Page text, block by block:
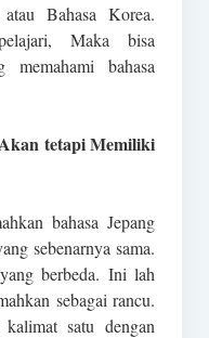
Bahasa Korea.
Maka bisa
bahasa
tetapi Memiliki
bahasa Jepang
sebenarnya sama.
berbeda. Ini lah
sebagai rancu.
satu dengan